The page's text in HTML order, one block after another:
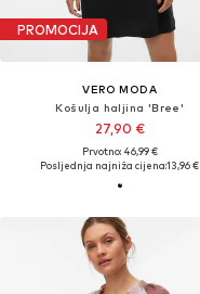
PROMOCIJA
VERO MODA
Košulja haljina 'Bree'
27,90 €
Prvotno: 46,99 €
Posljednja najniža cijena:13,96 €